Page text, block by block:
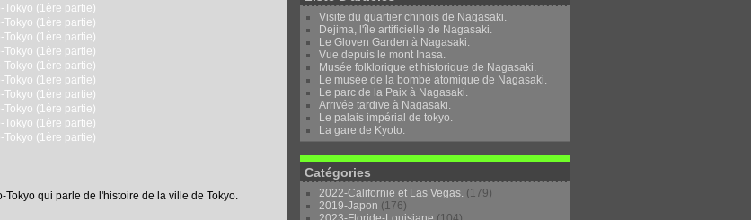
qui parle de l'histoire de la ville de Tokyo.
Visite du quartier chinois de Nagasaki.
Dejima, l'île artificielle de Nagasaki.
Le Gloven Garden à Nagasaki.
Vue depuis le mont Inasa.
Musée folklorique et historique de Nagasaki.
Le musée de la bombe atomique de Nagasaki.
Le parc de la Paix à Nagasaki.
Arrivée tardive à Nagasaki.
Le palais impérial de tokyo.
La gare de Kyoto.
Catégories
2022-Californie et Las Vegas. (179)
2019-Japon (176)